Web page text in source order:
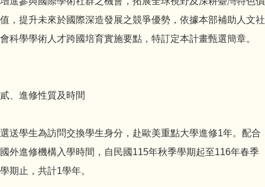
值，提升未來於國際深造發展之競爭優勢，依據本部補助人文社
會科學學術人才跨國培育實施要點，特訂定本計畫甄選簡章。
貳、進修性質及時間
選送學生為訪問交換學生身分，赴歐美重點大學進修1年。配合
國外進修機構入學時間，自民國115年秋季學期起至116年春季
學期止，共計1學年。